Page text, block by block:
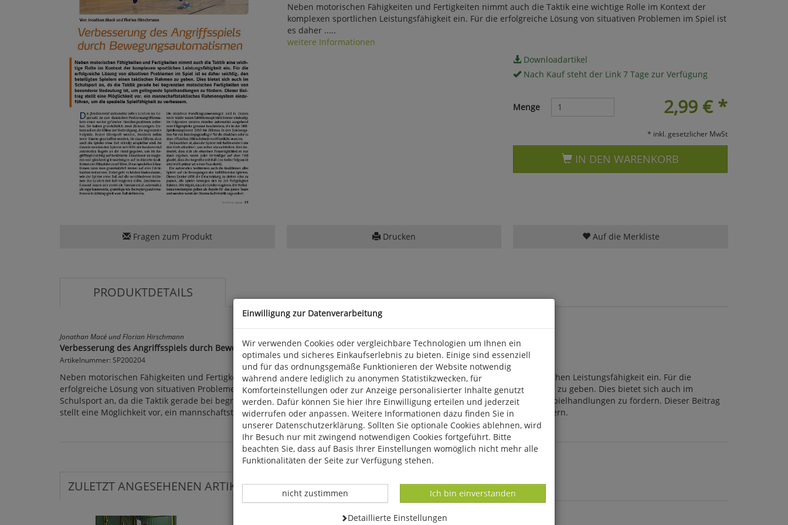
Neben motorischen Fähigkeiten und Fertigkeiten nimmt auch die Taktik eine wichtige Rolle im Kontext der
komplexen sportlichen Leistungsfähigkeit ein. Für die erfolgreiche Lösung von situativen Problemen im Spiel ist
es daher .....
weitere Informationen
Downloadartikel
Nach Kauf steht der Link 7 Tage zur Verfügung
2,99 €*
Menge
* inkl. gesetzlicher MwSt
IN DEN WARENKORB
Fragen zum Produkt Drucken Auf die Merkliste
PRODUKTDETAILS
Jonathan Macé und Florian Hirschmann
Verbesserung des Angriffsspiels durch Bewegungsautomatismen
Artikelnummer: SP200204
Neben motorischen Fähigkeiten und Fertigkeiten nimmt auch die Taktik eine wichtige Rolle im Kontext der komplexen sportlichen Leistungsfähigkeit ein. Für die
erfolgreiche Lösung von situativen Problemen im Spiel ist es daher wichtig, den beteiligten Spielern einen taktischen Rahmen zu geben. Dies bietet sich auch im
Schulsport an, da die Taktik gerade bei begrenzten motorischen Fertigkeiten von besonderer Bedeutung ist, um gelingende Spielhandlungen zu fördern. Dieser Beitrag
stellt eine Möglichkeit vor, ein mannschaftstaktisches Rahmensystem einzuführen, um die spezielle Spielfähigkeit zu verbessern.
ZULETZT ANGESEHENEN ARTIKEL:
Einwilligung zur Datenverarbeitung
Wir verwenden Cookies oder vergleichbare Technologien um Ihnen ein
optimales und sicheres Einkaufserlebnis zu bieten. Einige sind essenziell
und für das ordnungsgemäße Funktionieren der Website notwendig
während andere lediglich zu anonymen Statistikzwecken, für
Komforteinstellungen oder zur Anzeige personalisierter Inhalte genutzt
werden. Dafür können Sie hier Ihre Einwilligung erteilen und jederzeit
widerrufen oder anpassen. Weitere Informationen dazu finden Sie in
unserer Datenschutzerklärung. Sollten Sie optionale Cookies ablehnen, wird
Ihr Besuch nur mit zwingend notwendigen Cookies fortgeführt. Bitte
beachten Sie, dass auf Basis Ihrer Einstellungen womöglich nicht mehr alle
Funktionalitäten der Seite zur Verfügung stehen.
Datenverarbeitung -
Ich bin einverstanden
Datenverarbeitung -
nicht zustimmen
Datenverarbeitung -
Detaillierte Einstellungen